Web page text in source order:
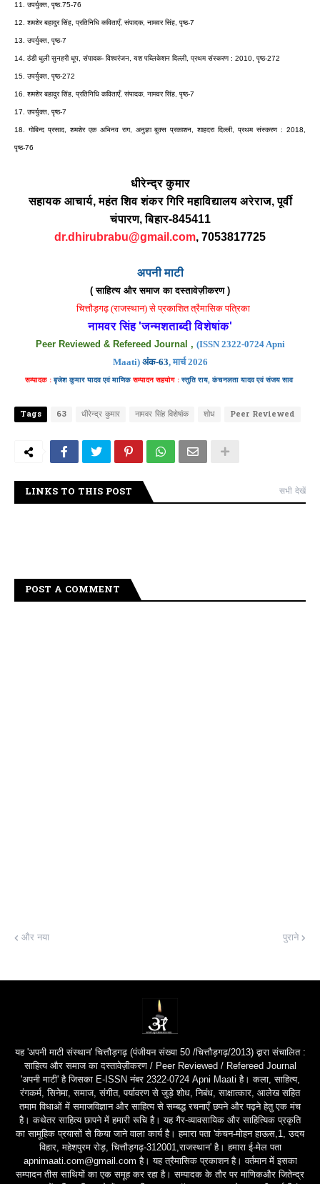
11. उपर्युक्त, पृष्ठ.75-76
12. शमशेर बहादुर सिंह, प्रतिनिधि कविताएँ, संपादक, नामवर सिंह, पृष्ठ-7
13. उपर्युक्त, पृष्ठ-7
14. ठंडी धुली सुनहरी धूप, संपादक- विश्वरंजन, यश पब्लिकेशन दिल्ली, प्रथम संस्करण : 2010, पृष्ठ-272
15. उपर्युक्त, पृष्ठ-272
16. शमशेर बहादुर सिंह, प्रतिनिधि कविताएँ, संपादक, नामवर सिंह, पृष्ठ-7
17. उपर्युक्त, पृष्ठ-7
18. गोबिन्द प्रसाद, शमशेर एक अभिनव राग, अनुज्ञा बुक्स प्रकाशन, शाहदरा दिल्ली, प्रथम संस्करण : 2018,
पृष्ठ-76
धीरेन्द्र कुमार
सहायक आचार्य, महंत शिव शंकर गिरि महाविद्यालय अरेराज, पूर्वी
चंपारण, बिहार-845411
dr.dhirubrabu@gmail.com, 7053817725
अपनी माटी
( साहित्य और समाज का दस्तावेज़ीकरण )
चित्तौड़गढ़ (राजस्थान) से प्रकाशित त्रैमासिक पत्रिका
नामवर सिंह 'जन्मशताब्दी विशेषांक'
Peer Reviewed & Refereed Journal , (ISSN 2322-0724 Apni
Maati) अंक-63, मार्च 2026
सम्पादक : बृजेश कुमार यादव एवं माणिक सम्पादन सहयोग : स्तुति राय, कंचनलता यादव एवंसंजय साव
Tags 63 धीरेन्द्र कुमार नामवर सिंह विशेषांक शोध Peer Reviewed
LINKS TO THIS POST सभी देखें
POST A COMMENT
और नया पुराने
यह 'अपनी माटी संस्थान' चित्तौड़गढ़ (पंजीयन संख्या 50 /चित्तौड़गढ़/2013) द्वारा संचालित :
साहित्य और समाज का दस्तावेज़ीकरण / Peer Reviewed / Refereed Journal
'अपनी माटी' है जिसका E-ISSN नंबर 2322-0724 Apni Maati है। कला, साहित्य,
रंगकर्म, सिनेमा, समाज, संगीत, पर्यावरण से जुड़े शोध, निबंध, साक्षात्कार, आलेख सहित
तमाम विधाओं में समाजविज्ञान और साहित्य से सम्बद्ध रचनाएँ छपने और पढ़ने हेतु एक मंच
है। कथेतर साहित्य छापने में हमारी रूचि है। यह गैर-व्यावसायिक और साहित्यिक प्रकृति
का सामूहिक प्रयासों से किया जाने वाला कार्य है। हमारा पता 'कंचन-मोहन हाऊस,1, उदय
विहार, महेशपुरम रोड़, चित्तौड़गढ़-312001,राजस्थान' है। हमारा ई-मेल पता
apnimaati.com@gmail.com है। यह त्रैमासिक प्रकाशन है। वर्तमान में इसका
सम्पादन तीस साथियों का एक समूह कर रहा है। सम्पादक के तौर पर माणिकऔर जितेन्द्र